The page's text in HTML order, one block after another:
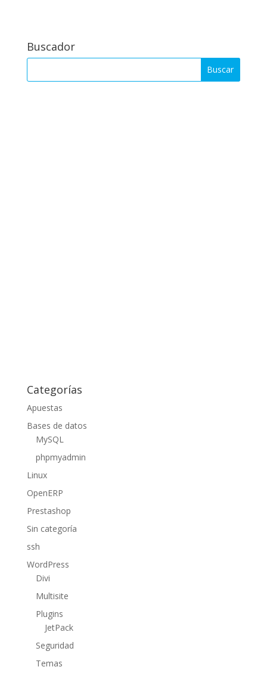
Buscador
Categorías
Apuestas
Bases de datos
MySQL
phpmyadmin
Linux
OpenERP
Prestashop
Sin categoría
ssh
WordPress
Divi
Multisite
Plugins
JetPack
Seguridad
Temas